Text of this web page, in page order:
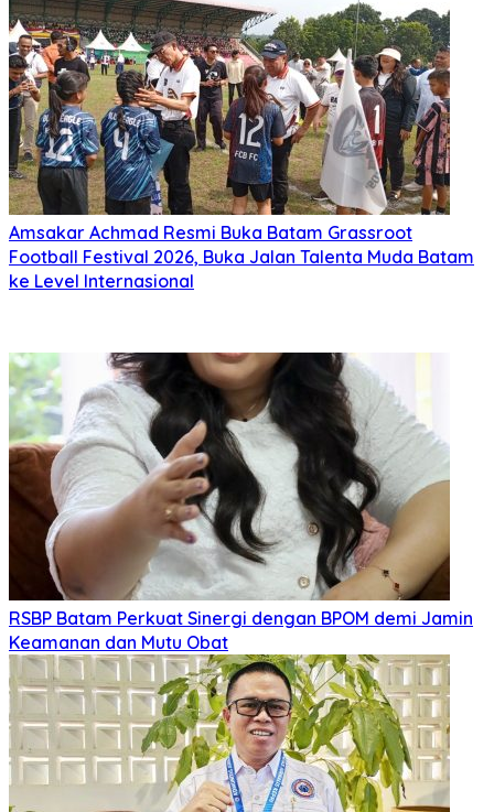
Amsakar Achmad Resmi Buka Batam Grassroot
Football Festival 2026, Buka Jalan Talenta Muda Batam
ke Level Internasional
RSBP Batam Perkuat Sinergi dengan BPOM demi Jamin
Keamanan dan Mutu Obat